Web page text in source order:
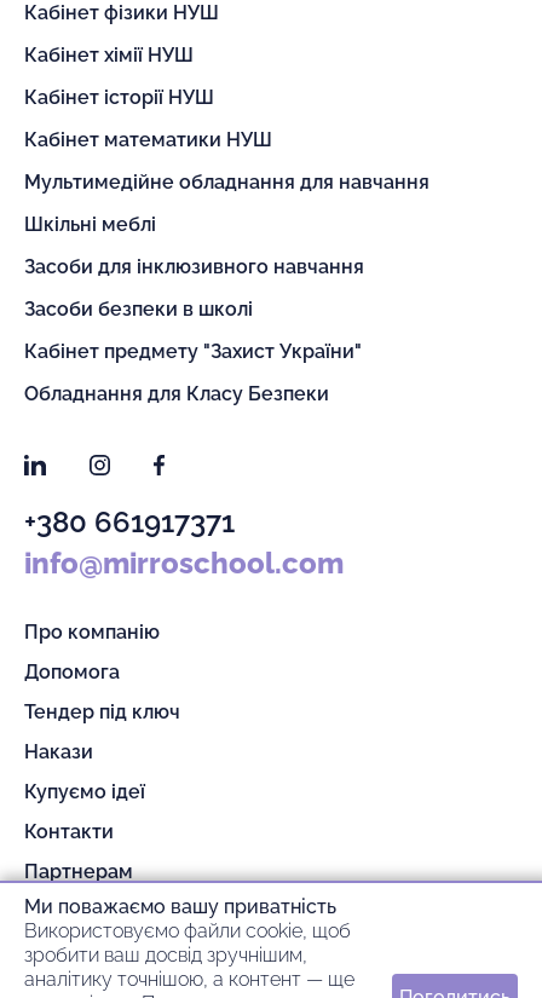
Кабінет фізики НУШ
Кабінет хімії НУШ
Кабінет історії НУШ
Кабінет математики НУШ
Мультимедійне обладнання для навчання
Шкільні меблі
Засоби для інклюзивного навчання
Засоби безпеки в школі
Кабінет предмету "Захист України"
Обладнання для Класу Безпеки
LinkedInInstagramFacebook
+380 661917371
info@mirroschool.com
Про компанію
Допомога
Тендер під ключ
Накази
Купуємо ідеї
Контакти
Партнерам
Гарантія та повернення
Оплата та доставка
Ми поважаємо вашу приватність
Використовуємо файли cookie, щоб
зробити ваш досвід зручнішим,
аналітику точнішою, а контент — ще